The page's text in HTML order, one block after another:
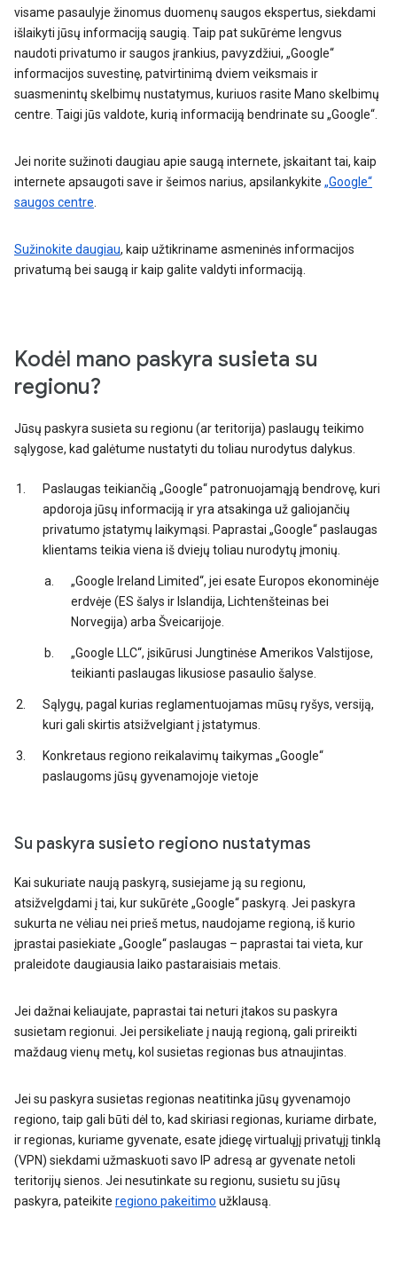
visame pasaulyje žinomus duomenų saugos ekspertus, siekdami
išlaikyti jūsų informaciją saugią. Taip pat sukūrėme lengvus
naudoti privatumo ir saugos įrankius, pavyzdžiui, „Google“
informacijos suvestinę, patvirtinimą dviem veiksmais ir
suasmenintų skelbimų nustatymus, kuriuos rasite Mano skelbimų
centre. Taigi jūs valdote, kurią informaciją bendrinate su „Google“.
Jei norite sužinoti daugiau apie saugą internete, įskaitant tai, kaip
internete apsaugoti save ir šeimos narius, apsilankykite „Google“
saugos centre
Sužinokite daugiau, kaip užtikriname asmeninės informacijos
privatumą bei saugą ir kaip galite valdyti informaciją.
Kodėl mano paskyra susieta su
regionu?
Jūsų paskyra susieta su regionu (ar teritorija) paslaugų teikimo
sąlygose, kad galėtume nustatyti du toliau nurodytus dalykus.
Paslaugas teikiančią „Google“ patronuojamąją bendrovę, kuri
apdoroja jūsų informaciją ir yra atsakinga už galiojančių
privatumo įstatymų laikymąsi. Paprastai „Google“ paslaugas
klientams teikia viena iš dviejų toliau nurodytų įmonių.
„Google Ireland Limited“, jei esate Europos ekonominėje
erdvėje (ES šalys ir Islandija, Lichtenšteinas bei
Norvegija) arba Šveicarijoje.
„Google LLC“, įsikūrusi Jungtinėse Amerikos Valstijose,
teikianti paslaugas likusiose pasaulio šalyse.
Sąlygų, pagal kurias reglamentuojamas mūsų ryšys, versiją,
kuri gali skirtis atsižvelgiant į įstatymus.
Konkretaus regiono reikalavimų taikymas „Google“
paslaugoms jūsų gyvenamojoje vietoje
Su paskyra susieto regiono nustatymas
Kai sukuriate naują paskyrą, susiejame ją su regionu,
atsižvelgdami į tai, kur sukūrėte „Google“ paskyrą. Jei paskyra
sukurta ne vėliau nei prieš metus, naudojame regioną, iš kurio
įprastai pasiekiate „Google“ paslaugas – paprastai tai vieta, kur
praleidote daugiausia laiko pastaraisiais metais.
Jei dažnai keliaujate, paprastai tai neturi įtakos su paskyra
susietam regionui. Jei persikeliate į naują regioną, gali prireikti
maždaug vienų metų, kol susietas regionas bus atnaujintas.
Jei su paskyra susietas regionas neatitinka jūsų gyvenamojo
regiono, taip gali būti dėl to, kad skiriasi regionas, kuriame dirbate,
ir regionas, kuriame gyvenate, esate įdiegę virtualųjį privatųjį tinklą
(VPN) siekdami užmaskuoti savo IP adresą ar gyvenate netoli
teritorijų sienos. Jei nesutinkate su regionu, susietu su jūsų
paskyra, pateikite regiono pakeitimo užklausą.